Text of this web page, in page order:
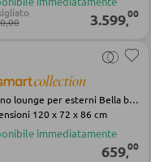
3.599,00
Divano lounge per esterni Bella beige in tessuto d'acciaio
120 x 72 x 86 cm
immediatamente
659,00